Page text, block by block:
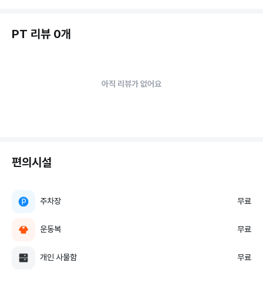
PT 리뷰 0개
아직 리뷰가 없어요
편의시설
주차장 무료
운동복 무료
개인 사물함 무료